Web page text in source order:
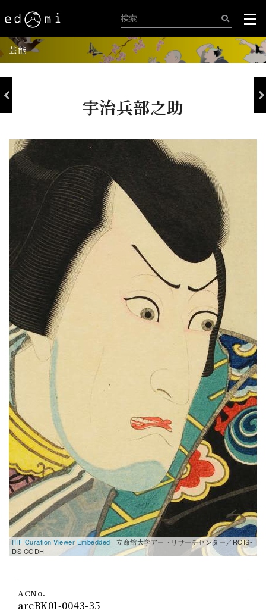
芸能
宇治兵部之助
+
-
IIIF Curation Viewer Embedded | 立命館大学アートリサーチセンター／ROIS-
DS CODH
ACNo.
arcBK01-0043-35